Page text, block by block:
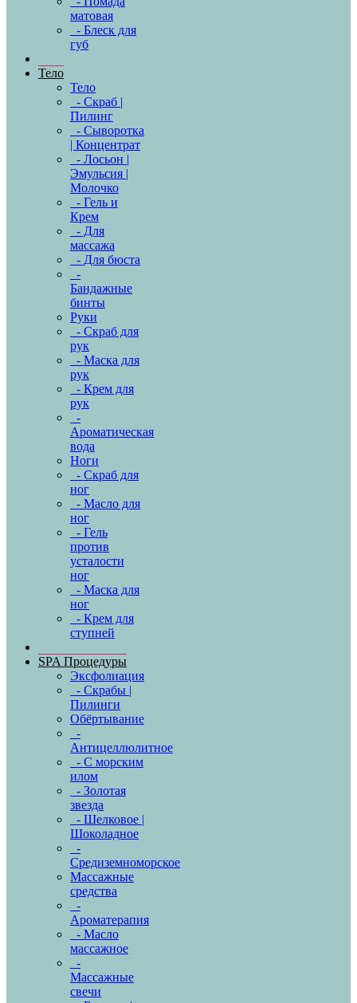
матовая
- Блеск для
губ
Тело
Тело
- Скраб |
Пилинг
- Сыворотка
| Концентрат
- Лосьон |
Эмульсия |
Молочко
- Гель и
Крем
- Для
массажа
- Для бюста
-
Бандажные
бинты
Руки
- Скраб для
рук
- Маска для
рук
- Крем для
рук
-
Ароматическая
вода
Ноги
- Скраб для
ног
- Масло для
ног
- Гель
против
усталости
ног
- Маска для
ног
- Крем для
ступней
SPA Процедуры
Эксфолиация
- Скрабы |
Пилинги
Обёртывание
-
Антицеллюлитное
- С морским
илом
- Золотая
звезда
- Шелковое |
Шоколадное
-
Средиземноморское
Массажные
средства
-
Ароматерапия
- Масло
массажное
-
Массажные
свечи